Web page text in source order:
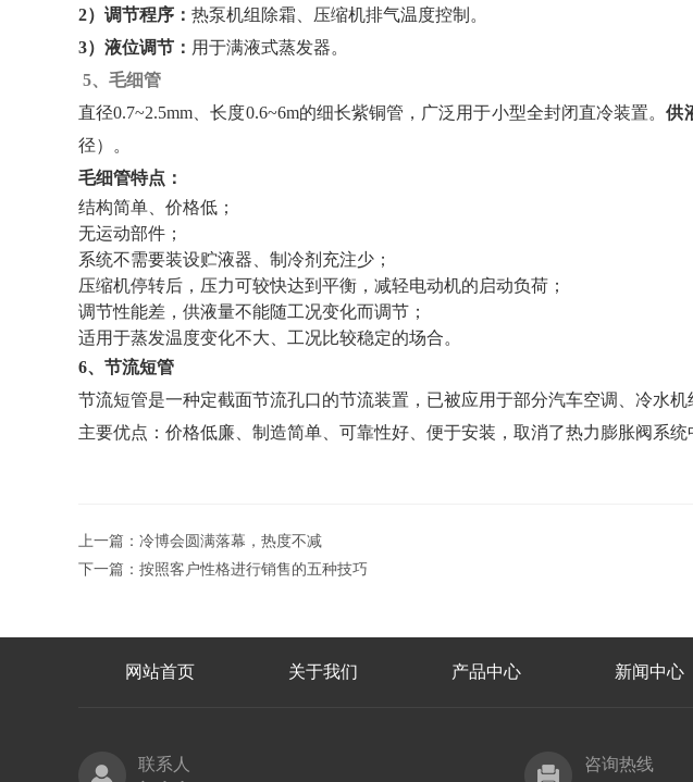
2）调节程序： 热泵机组除霜、压缩机排气温度控制。
3）液位调节： 用于满液式蒸发器。
5、毛细管
直径0.7~2.5mm、长度0.6~6m的细长紫铜管，广泛用于小型全封闭直冷装置。供
径）。
毛细管特点：
结构简单、价格低；
无运动部件；
系统不需要装设贮液器、制冷剂充注少；
压缩机停转后，压力可较快达到平衡，减轻电动机的启动负荷；
调节性能差，供液量不能随工况变化而调节；
适用于蒸发温度变化不大、工况比较稳定的场合。
6、节流短管
节流短管是一种定截面节流孔口的节流装置，已被应用于部分汽车空调、冷水机
主要优点：价格低廉、制造简单、可靠性好、便于安装，取消了热力膨胀阀系
上一篇： 冷博会圆满落幕，热度不减
下一篇： 按照客户性格进行销售的五种技巧
网站首页 关于我们 产品中心 新闻中心
联系人
咨询热线